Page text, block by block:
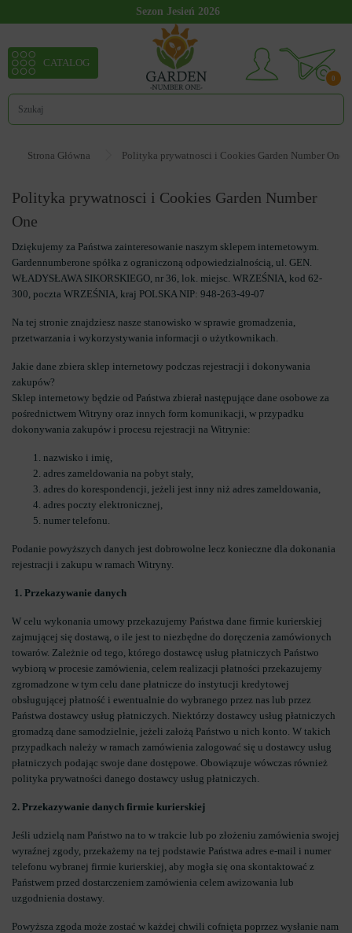
Sezon Jesień 2026
0
CATALOG
Strona Główna Polityka prywatnosci i Cookies Garden Number One
Polityka prywatnosci i Cookies Garden Number
One
Dziękujemy za Państwa zainteresowanie naszym sklepem internetowym.
Gardennumberone spółka z ograniczoną odpowiedzialnością, ul. GEN.
WŁADYSŁAWA SIKORSKIEGO, nr 36, lok. miejsc. WRZEŚNIA, kod 62-
300, poczta WRZEŚNIA, kraj POLSKA NIP: 948-263-49-07
Na tej stronie znajdziesz nasze stanowisko w sprawie gromadzenia,
przetwarzania i wykorzystywania informacji o użytkownikach.
Jakie dane zbiera sklep internetowy podczas rejestracji i dokonywania
zakupów?
Sklep internetowy będzie od Państwa zbierał następujące dane osobowe za
pośrednictwem Witryny oraz innych form komunikacji, w przypadku
dokonywania zakupów i procesu rejestracji na Witrynie:
nazwisko i imię,
adres zameldowania na pobyt stały,
adres do korespondencji, jeżeli jest inny niż adres zameldowania,
adres poczty elektronicznej,
numer telefonu.
Podanie powyższych danych jest dobrowolne lecz konieczne dla dokonania
rejestracji i zakupu w ramach Witryny.
1. Przekazywanie danych
W celu wykonania umowy przekazujemy Państwa dane firmie kurierskiej
zajmującej się dostawą, o ile jest to niezbędne do doręczenia zamówionych
towarów. Zależnie od tego, którego dostawcę usług płatniczych Państwo
wybiorą w procesie zamówienia, celem realizacji płatności przekazujemy
zgromadzone w tym celu dane płatnicze do instytucji kredytowej
obsługującej płatność i ewentualnie do wybranego przez nas lub przez
Państwa dostawcy usług płatniczych. Niektórzy dostawcy usług płatniczych
gromadzą dane samodzielnie, jeżeli założą Państwo u nich konto. W takich
przypadkach należy w ramach zamówienia zalogować się u dostawcy usług
płatniczych podając swoje dane dostępowe. Obowiązuje wówczas również
polityka prywatności danego dostawcy usług płatniczych.
2. Przekazywanie danych firmie kurierskiej
Jeśli udzielą nam Państwo na to w trakcie lub po złożeniu zamówienia swojej
wyraźnej zgody, przekażemy na tej podstawie Państwa adres e-mail i numer
telefonu wybranej firmie kurierskiej, aby mogła się ona skontaktować z
Państwem przed dostarczeniem zamówienia celem awizowania lub
uzgodnienia dostawy.
Powyższa zgoda może zostać w każdej chwili cofnięta poprzez wysłanie nam